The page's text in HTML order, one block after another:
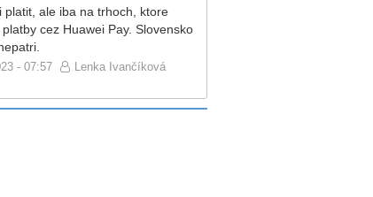
platit, ale iba na trhoch, ktore
cez Huawei Pay. Slovensko
- 07:57 Lenka Ivančíková